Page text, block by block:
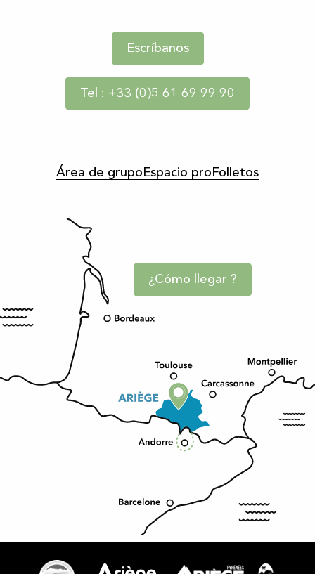
Escríbanos
Tel : +33 (0)5 61 69 99 90
Área de grupo Espacio pro Folletos
¿Cómo llegar ?